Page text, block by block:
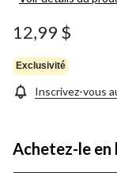
12,99 $
Exclusivité
Inscrivez-vous
Achetez-le en